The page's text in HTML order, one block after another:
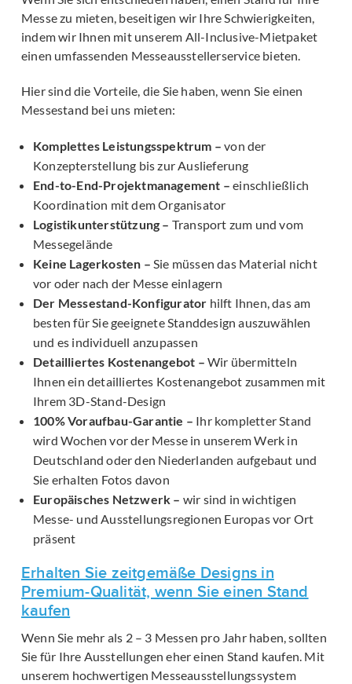
Messe zu mieten, beseitigen wir Ihre Schwierigkeiten,
indem wir Ihnen mit unserem All-Inclusive-Mietpaket
einen umfassenden Messeausstellerservice bieten.
Hier sind die Vorteile, die Sie haben, wenn Sie einen
Messestand bei uns mieten:
Komplettes Leistungsspektrum – von der
Konzepterstellung bis zur Auslieferung
End-to-End-Projektmanagement – einschließlich
Koordination mit dem Organisator
Logistikunterstützung – Transport zum und vom
Messegelände
Keine Lagerkosten – Sie müssen das Material nicht
vor oder nach der Messe einlagern
Der Messestand-Konfigurator hilft Ihnen, das am
besten für Sie geeignete Standdesign auszuwählen
und es individuell anzupassen
Detailliertes Kostenangebot – Wir übermitteln
Ihnen ein detailliertes Kostenangebot zusammen mit
Ihrem 3D-Stand-Design
100% Voraufbau-Garantie – Ihr kompletter Stand
wird Wochen vor der Messe in unserem Werk in
Deutschland oder den Niederlanden aufgebaut und
Sie erhalten Fotos davon
Europäisches Netzwerk – wir sind in wichtigen
Messe- und Ausstellungsregionen Europas vor Ort
präsent
Erhalten Sie zeitgemäße Designs in
Premium-Qualität, wenn Sie einen Stand
kaufen
Wenn Sie mehr als 2 – 3 Messen pro Jahr haben, sollten
Sie für Ihre Ausstellungen eher einen Stand kaufen. Mit
unserem hochwertigen Messeausstellungssystem